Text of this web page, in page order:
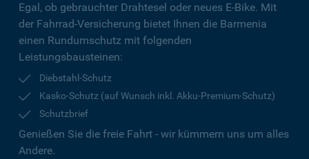
Egal, ob gebrauchter Drahtesel oder neues E-Bike. Mit
der Fahrrad-Versicherung bietet Ihnen die Barmenia
einen Rundumschutz mit folgenden
Leistungsbausteinen:
Diebstahl-Schutz
Kasko-Schutz (auf Wunsch inkl. Akku-Premium-Schutz)
Schutzbrief
Genießen Sie die freie Fahrt - wir kümmern uns um alles
Andere.